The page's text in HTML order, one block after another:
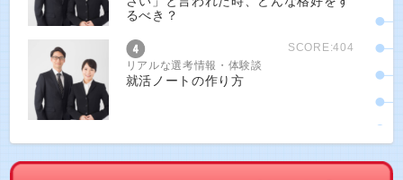
るべき？
SCORE:404
リアルな選考情報・体験談
就活ノートの作り方